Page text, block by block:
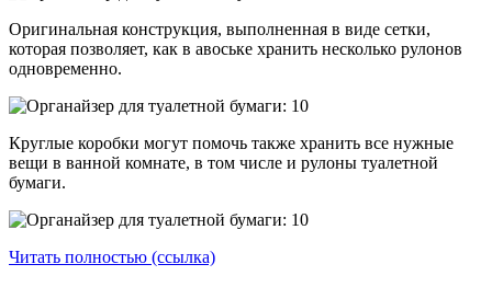
Оригинальная конструкция, выполненная в виде сетки,
которая позволяет, как в авоське хранить несколько рулонов
одновременно.
Круглые коробки могут помочь также хранить все нужные
вещи в ванной комнате, в том числе и рулоны туалетной
бумаги.
Читать полностью (ссылка)